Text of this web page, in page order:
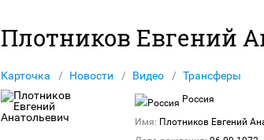
Плотников Евгений
Карточка Новости Видео Трансферы
Россия
Имя: Плотников Евгений